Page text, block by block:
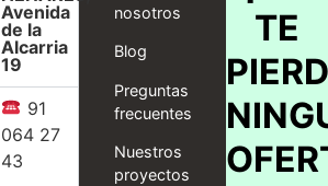
Avenida
de la
Alcarria
19
91
064 27
43
nosotros
Blog
Preguntas
frecuentes
Nuestros
proyectos
TE